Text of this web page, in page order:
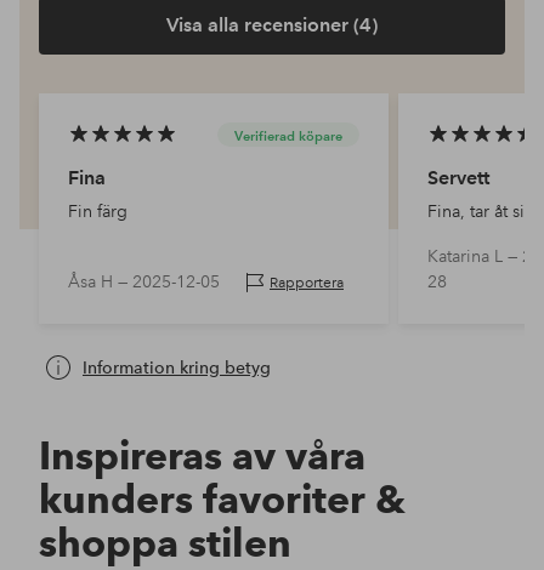
Visa alla recensioner (4)
Verifierad köpare
Fina
Fin färg
Åsa H — 2025-12-05 Rapportera
Servett
Fina, tar åt sig
Katarina L —
28
Information kring betyg
Inspireras av våra
kunders favoriter &
shoppa stilen